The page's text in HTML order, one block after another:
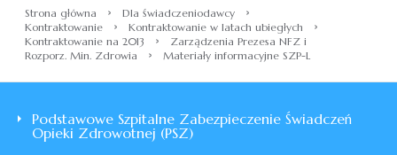
Strona główna › Dla świadczeniodawcy ›
Kontraktowanie › Kontraktowanie w latach ubiegłych ›
Kontraktowanie na 2013 ›
Zarządzenia Prezesa NFZ i
Rozporz. Min. Zdrowia
› Materiały informacyjne SZP-L
Podstawowe Szpitalne Zabezpieczenie Świadczeń
Opieki Zdrowotnej (PSZ)